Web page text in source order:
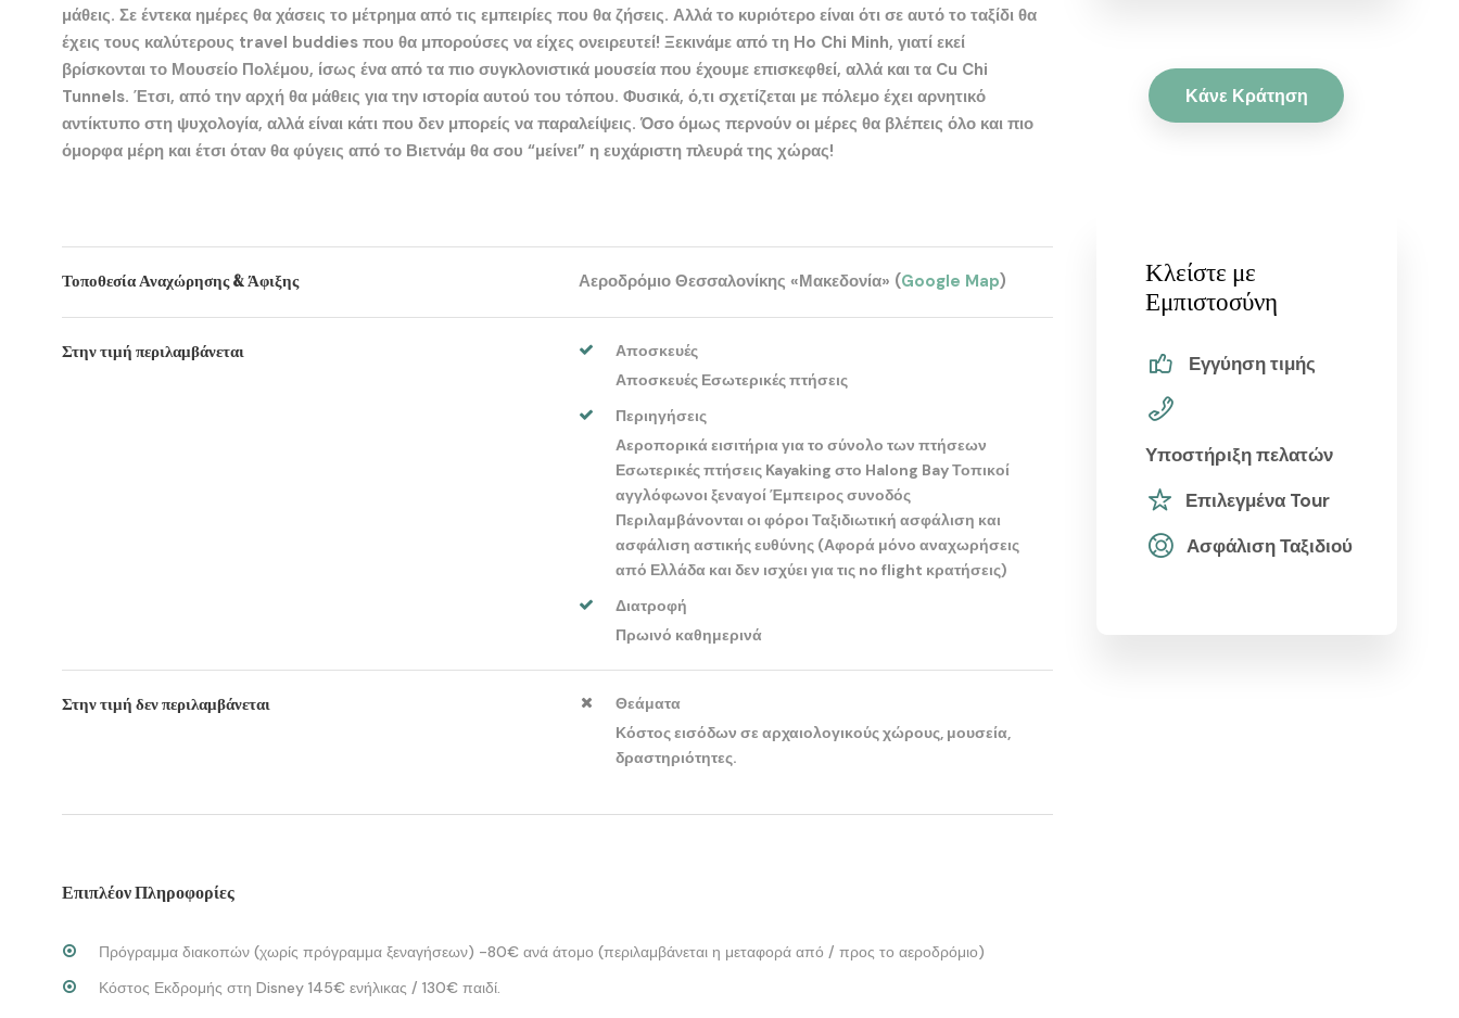
μάθεις. Σε έντεκα ημέρες θα χάσεις το μέτρημα από τις εμπειρίες που θα ζήσεις. Αλλά το κυριότερο είναι ότι σε αυτό το ταξίδι θα
έχεις τους καλύτερους travel buddies που θα μπορούσες να είχες ονειρευτεί! Ξεκινάμε από τη Ho Chi Minh, γιατί εκεί
βρίσκονται το Μουσείο Πολέμου, ίσως ένα από τα πιο συγκλονιστικά μουσεία που έχουμε επισκεφθεί, αλλά και τα Cu Chi
Tunnels. Έτσι, από την αρχή θα μάθεις για την ιστορία αυτού του τόπου. Φυσικά, ό,τι σχετίζεται με πόλεμο έχει αρνητικό
αντίκτυπο στη ψυχολογία, αλλά είναι κάτι που δεν μπορείς να παραλείψεις. Όσο όμως περνούν οι μέρες θα βλέπεις όλο και πιο
όμορφα μέρη και έτσι όταν θα φύγεις από το Βιετνάμ θα σου “μείνει” η ευχάριστη πλευρά της χώρας!
Τοποθεσία Αναχώρησης & Άφιξης Αεροδρόμιο Θεσσαλονίκης «Μακεδονία» (Google Map)
Στην τιμή περιλαμβάνεται
Αποσκευές
Αποσκευές Εσωτερικές πτήσεις
Περιηγήσεις
Αεροπορικά εισιτήρια για το σύνολο των πτήσεων
Εσωτερικές πτήσεις Kayaking στο Halong Bay Τοπικοί
αγγλόφωνοι ξεναγοί Έμπειρος συνοδός
Περιλαμβάνονται οι φόροι Ταξιδιωτική ασφάλιση και
ασφάλιση αστικής ευθύνης (Αφορά μόνο αναχωρήσεις
από Ελλάδα και δεν ισχύει για τις no flight κρατήσεις)
Διατροφή
Πρωινό καθημερινά
Στην τιμή δεν περιλαμβάνεται
Θεάματα
Κόστος εισόδων σε αρχαιολογικούς χώρους, μουσεία,
δραστηριότητες.
Επιπλέον Πληροφορίες
Πρόγραμμα διακοπών (χωρίς πρόγραμμα ξεναγήσεων) -80€ ανά άτομο (περιλαμβάνεται η μεταφορά από / προς το αεροδρόμιο)
Κόστος Εκδρομής στη Disney 145€ ενήλικας / 130€ παιδί.
Κάνε Κράτηση
Κλείστε με
Εμπιστοσύνη
Εγγύηση τιμής
Υποστήριξη πελατών
Επιλεγμένα Tour
Ασφάλιση Ταξιδιού